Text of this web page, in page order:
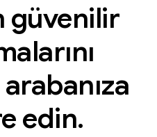
güvenilir
edin.